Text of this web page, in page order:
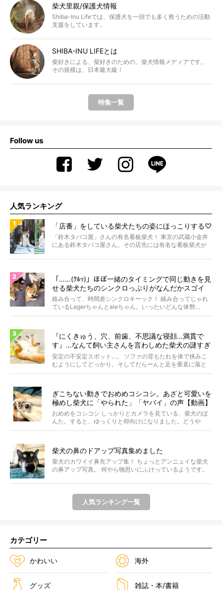
柴犬里親/保護犬情報
Shiba-Inu Lifeでは、保護犬を一頭でも多く救うための活動
支援をしています。
SHIBA-INU LIFEとは
柴好きによる、柴好きのための、柴犬情報メディアです。
その規模は、日本最大級！
特集一覧
Follow us
人気ランキング
「店番」をしている柴犬たちの姿にほっこりする♡
「鈴木タバコ屋」さんの有名看板柴犬！ 東京の武蔵小金井
にある鈴木タバコ屋さん。その店先には有名な看板柴犬が
「……(ｸﾙｯ)」ほぼ一緒のタイミングで同じ動きを見
せる柴犬たちのシンクロっぷりがなんだかスゴイ
絡み合って、時間差シンクロキーック！ 絡み合ってじゃれ
ているLagerちゃんとaleちゃん。いったいどんな体勢...
『にくきゅう、穴、前歯、不思議な寝顔…満貫で
す』…なんて飼い主さんを言わしめた柴犬の謎すぎ
る寝相がコチラです。
安定の不安定スポット…。 ソファの背もたれを体で挟みこ
むようにしてどっかり。そしてだらーんと足を垂直に落と
して...
ぎこちない動きでおめめコシコシ。あざと可愛いを
極めし柴犬に「やられた」「ヤバイ」の声【動画】
おめめをコシコシ しっかりとカメラを見ている、柴犬のぽ
んた。すると、ゆっくりと仰向けになりました。どうや
ら、お...
柴犬の鼻のドアップ写真集めました
柴犬のカワイイ鼻先アップ集！ ちょっとアンニュイな柴犬
の鼻アップ写真。 何やら物思いにふけっているようです。
人気ランキング一覧
カテゴリー
かわいい 海外
グッズ 雑誌・本/書籍